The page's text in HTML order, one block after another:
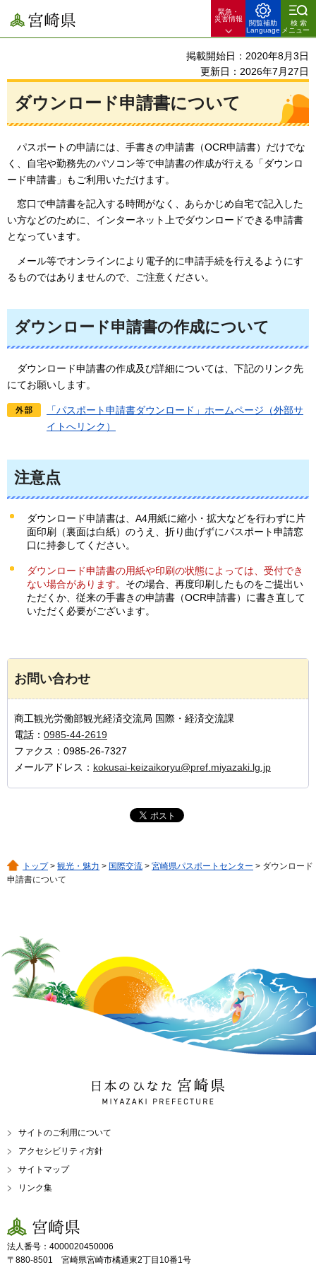
宮崎県
緊急・
災害情報
閲覧補助
Language
検索
メニュー
掲載開始日：2020年8月3日
更新日：2026年7月27日
ダウンロード申請書について
パスポートの申請には、手書きの申請書（OCR申請書）だけでな
く、自宅や勤務先のパソコン等で申請書の作成が行える「ダウンロ
ード申請書」もご利用いただけます。
窓口で申請書を記入する時間がなく、あらかじめ自宅で記入した
い方などのために、インターネット上でダウンロードできる申請書
となっています。
メール等でオンラインにより電子的に申請手続を行えるようにす
るものではありませんので、ご注意ください。
ダウンロード申請書の作成について
ダウンロード申請書の作成及び詳細については、下記のリンク先
にてお願いします。
「パスポート申請書ダウンロード」ホームページ（外部サ
イトへリンク）
注意点
ダウンロード申請書は、A4用紙に縮小・拡大などを行わずに片
面印刷（裏面は白紙）のうえ、折り曲げずにパスポート申請窓
口に持参してください。
ダウンロード申請書の用紙や印刷の状態によっては、受付でき
ない場合があります。 その場合、再度印刷したものをご提出い
ただくか、従来の手書きの申請書（OCR申請書）に書き直して
いただく必要がございます。
お問い合わせ
商工観光労働部観光経済交流局 国際・経済交流課
電話： 0985-44-2619
ファクス：0985-26-7327
メールアドレス： kokusai-keizaikoryu@pref.miyazaki.lg.jp
トップ> 観光・魅力 > 国際交流 > 宮崎県パスポートセンター > ダウンロード
申請書について
日本のひなた 宮崎県
MIYAZAKI PREFECTURE
サイトのご利用について
アクセシビリティ方針
サイトマップ
リンク集
宮崎県
法人番号：4000020450006
〒880-8501 宮崎県宮崎市橘通東2丁目10番1号